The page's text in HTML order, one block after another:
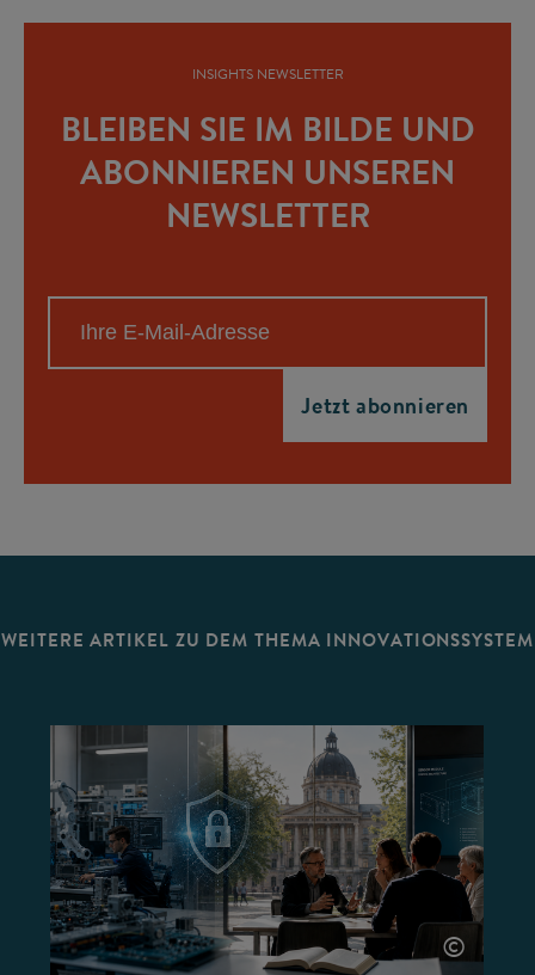
INSIGHTS NEWSLETTER
BLEIBEN SIE IM BILDE UND
ABONNIEREN UNSEREN
NEWSLETTER
WEITERE ARTIKEL ZU DEM THEMA INNOVATIONSSYSTEM
©